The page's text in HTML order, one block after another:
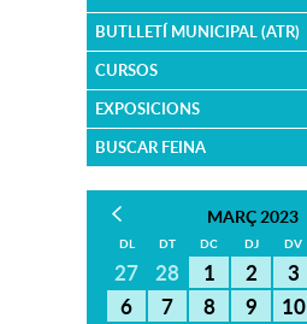
BUTLLETÍ MUNICIPAL (ATR)
CURSOS
EXPOSICIONS
BUSCAR FEINA
MARÇ 2023
DL DT DC DJ DV
27 28 1 2 3
6
7 8 9 10